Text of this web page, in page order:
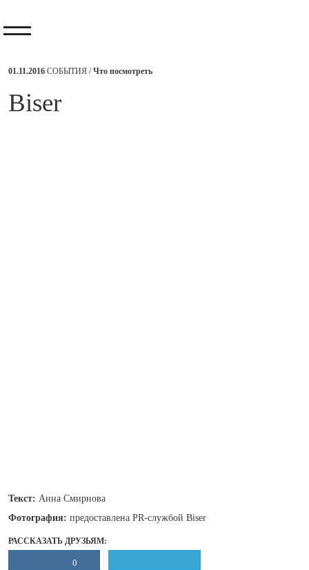
01.11.2016 СОБЫТИЯ /Что посмотреть
​Biser
Текст: Анна Смирнова
Фотография: предоставлена PR-службой Biser
РАССКАЗАТЬ ДРУЗЬЯМ:
0